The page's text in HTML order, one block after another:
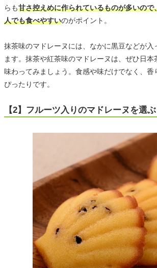
らも甘さ控えめに作られているものが多いので
人でも食べやすいのがポイント。
抹茶味のマドレーヌには、なかに黒豆などが入
ます。抹茶や紅茶味のマドレーヌは、ぜひ日本
味わってみましょう。食感や味だけでなく、香
ぴったりです。
【2】フルーツ入りのマドレーヌを選ぶ